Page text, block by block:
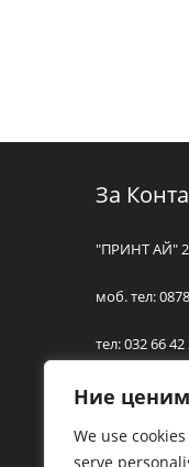
Ние
We use
serve
За
"ПРИНТ АЙ"
моб. тел:
тел: 032 66 42
Пловдив, ул.
E-mail: